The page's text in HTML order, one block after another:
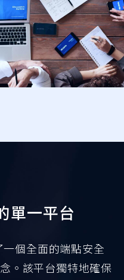
單一平台
個全面的端點安全
。該平台獨特地確保